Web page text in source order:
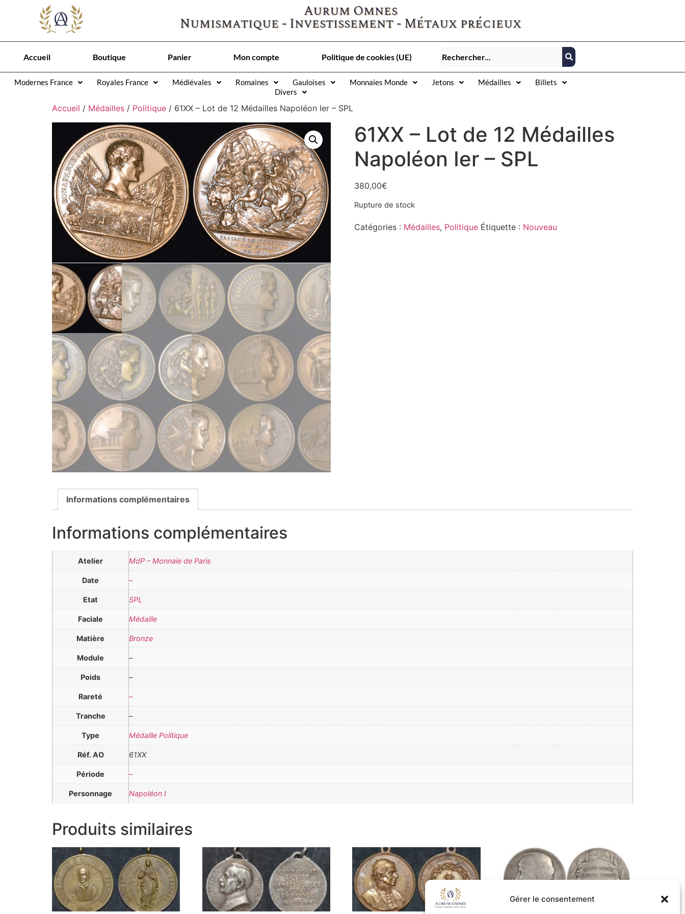
Gérer le consentement
Aurum Omnes
Numismatique - Investissement - Métaux précieux
Accueil Boutique Panier Mon compte Politique de cookies (UE)
Modernes France Royales France Médiévales Romaines Gauloises Monnaies Monde Jetons Médailles
Billets
Divers
Accueil / Médailles / Politique / 61XX – Lot de 12 Médailles Napoléon Ier – SPL
61XX – Lot de 12 Médailles
Napoléon Ier – SPL
380,00€
Rupture de stock
Catégories : Médailles, Politique Étiquette : Nouveau
Informations complémentaires
Informations complémentaires
Atelier MdP – Monnaie de Paris
Date –
Etat SPL
Faciale Médaille
Matière Bronze
Module –
Poids –
Rareté –
Tranche –
Type Médaille Politique
Réf. AO 61XX
Période –
Personnage Napoléon I
Produits similaires